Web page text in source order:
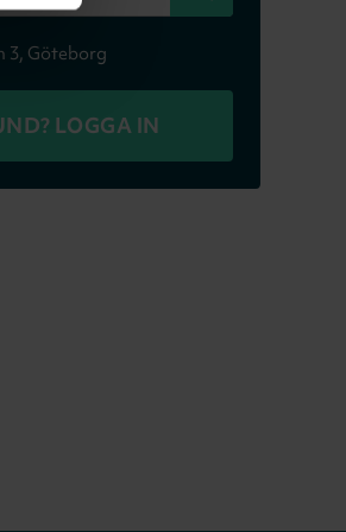
3, Göteborg
LOGGA IN